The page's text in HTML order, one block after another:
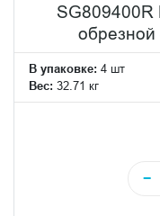
обрезной
В упаковке: 4 шт
Вес: 32.71 кг
−